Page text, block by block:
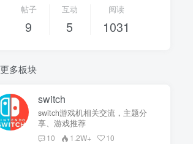
帖子
9
互动
5
阅读
1031
更多板块
switch
switch游戏机相关交流，主题分
享、游戏推荐
10 1.2W+ 10